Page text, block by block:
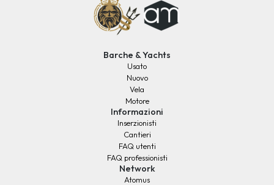
Barche & Yachts
Usato
Nuovo
Vela
Motore
Informazioni
Inserzionisti
Cantieri
FAQ utenti
FAQ professionisti
Network
Atomus